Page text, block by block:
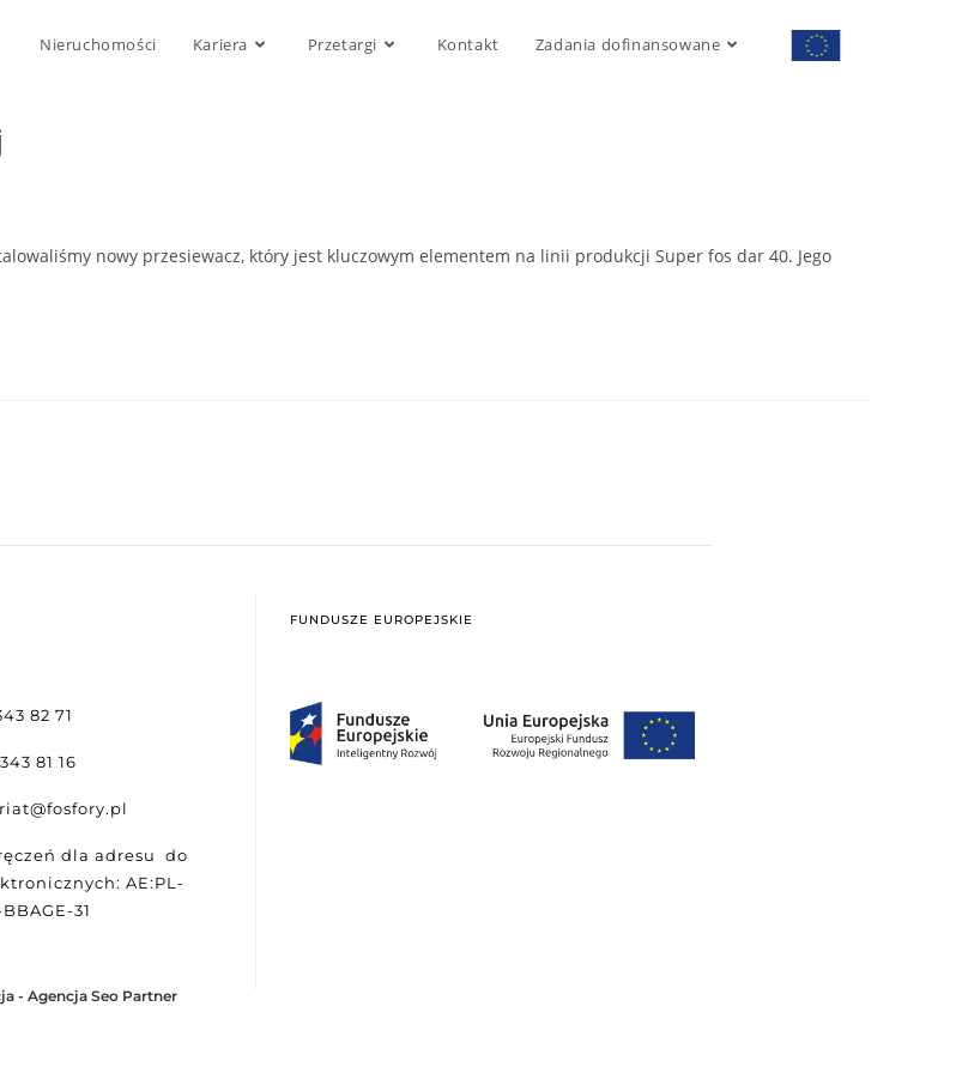
Nieruchomości Kariera Przetargi Kontakt Zadania dofinansowane
nowy przesiewacz, który jest kluczowym elementem na linii produkcji Super fos dar 40. Jego
82 71
81 16
dla adresu do
AE:PL-
31
FUNDUSZE EUROPEJSKIE
- Agencja Seo Partner